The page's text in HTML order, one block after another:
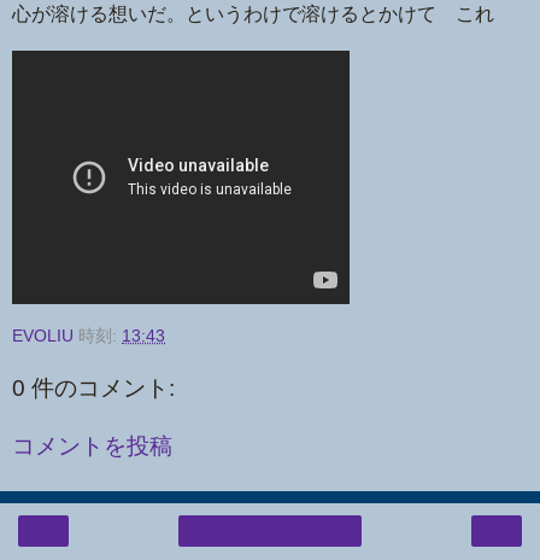
心が溶ける想いだ。というわけで溶けるとかけて これ
EVOLIU 時刻: 13:43
0 件のコメント:
コメントを投稿